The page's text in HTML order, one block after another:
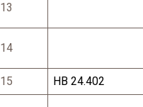
13
14
15 НВ 24.402